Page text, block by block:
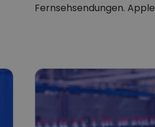
Fernsehsendungen.